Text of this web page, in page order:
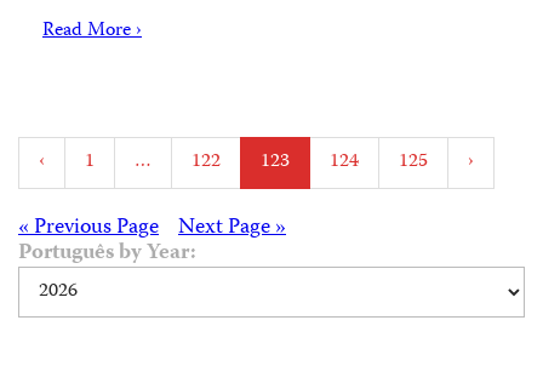
Read More ›
Posts
pagination
‹ 1 … 122 123 124 125 ›
Posts
navigation
Next Page »
« Previous Page
Português by Year: